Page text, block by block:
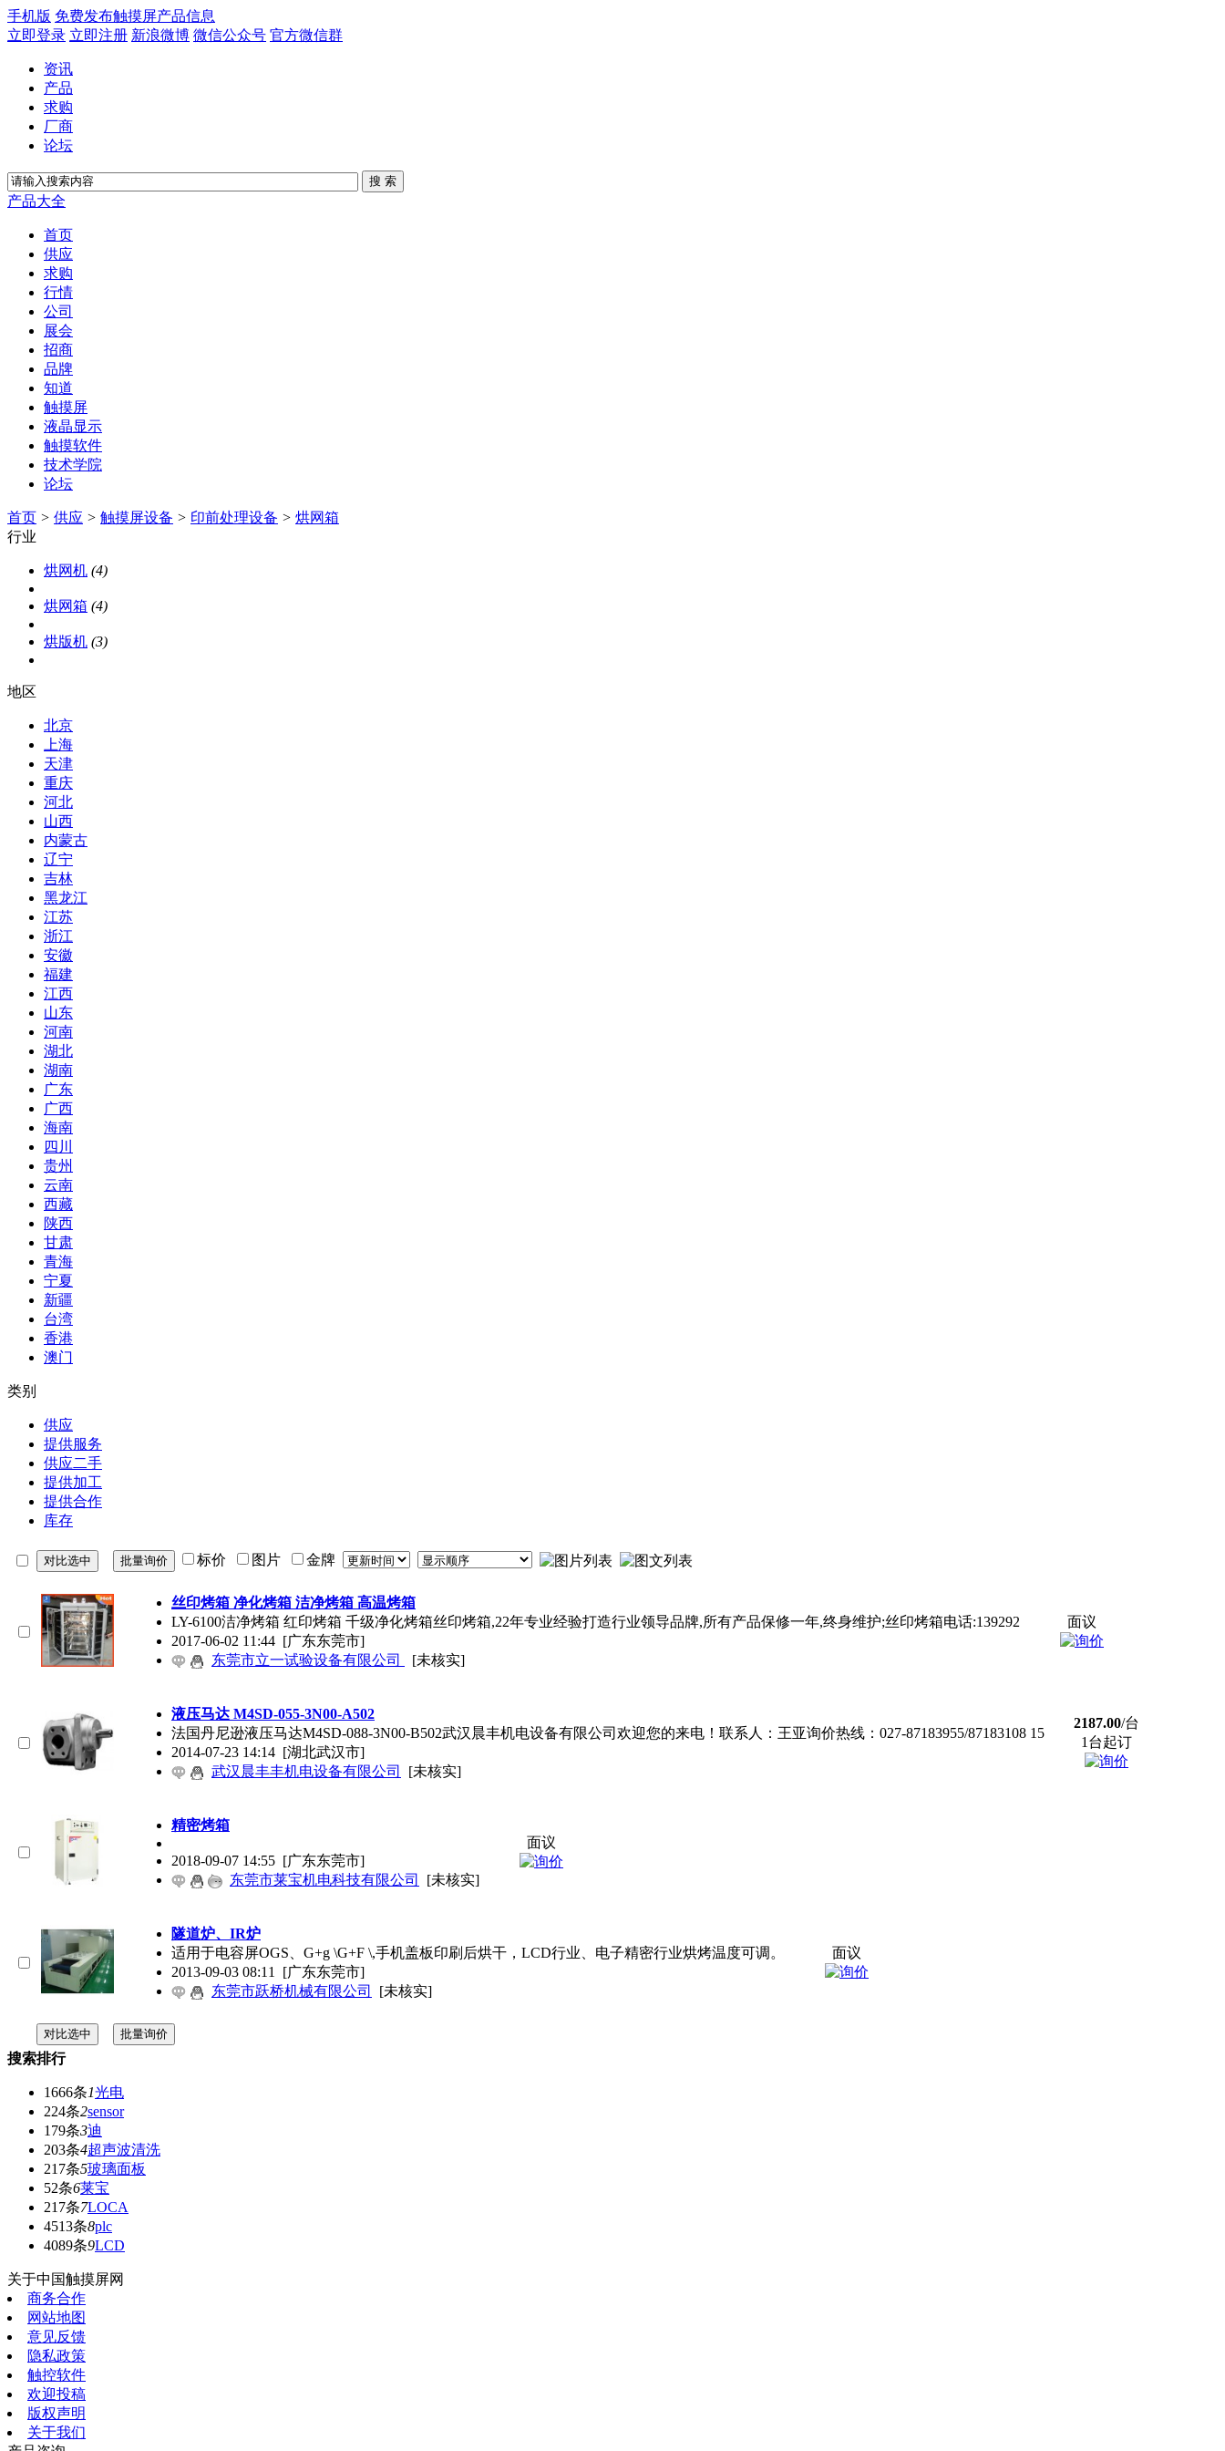
手机版 免费发布触摸屏产品信息
立即登录 立即注册 新浪微博 微信公众号 官方微信群
资讯
产品
求购
厂商
论坛
产品大全
首页
供应
求购
行情
公司
展会
招商
品牌
知道
触摸屏
液晶显示
触摸软件
技术学院
论坛
首页 > 供应 > 触摸屏设备 > 印前处理设备 > 烘网箱
行业
烘网机 (4)
烘网箱 (4)
烘版机 (3)
地区
北京
上海
天津
重庆
河北
山西
内蒙古
辽宁
吉林
黑龙江
江苏
浙江
安徽
福建
江西
山东
河南
湖北
湖南
广东
广西
海南
四川
贵州
云南
西藏
陕西
甘肃
青海
宁夏
新疆
台湾
香港
澳门
类别
供应
提供服务
供应二手
提供加工
提供合作
库存
标价 图片 金牌
丝印烤箱 净化烤箱 洁净烤箱 高温烤箱
LY-6100洁净烤箱 红印烤箱 千级净化烤箱丝印烤箱,22年专业经验打造行业领导品牌,所有产品保修一年,终身维护;丝印烤箱电话:139292
2017-06-02 11:44 [广东东莞市]
东莞市立一试验设备有限公司
[未核实]
面议
液压马达 M4SD-055-3N00-A502
法国丹尼逊液压马达M4SD-088-3N00-B502武汉晨丰机电设备有限公司欢迎您的来电！联系人：王亚询价热线：027-87183955/87183108 15
2014-07-23 14:14 [湖北武汉市]
武汉晨丰丰机电设备有限公司
[未核实]
2187.00/台
1台起订
精密烤箱
2018-09-07 14:55 [广东东莞市]
东莞市莱宝机电科技有限公司
[未核实]
面议
隧道炉、IR炉
适用于电容屏OGS、G+g \G+F \,手机盖板印刷后烘干，LCD行业、电子精密行业烘烤温度可调。
2013-09-03 08:11 [广东东莞市]
东莞市跃桥机械有限公司
[未核实]
面议
搜索排行
1666条1光电
224条2sensor
179条3迪
203条4超声波清洗
217条5玻璃面板
52条6莱宝
217条7LOCA
4513条8plc
4089条9LCD
关于中国触摸屏网
商务合作
网站地图
意见反馈
隐私政策
触控软件
欢迎投稿
版权声明
关于我们